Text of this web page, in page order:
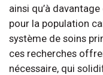
ainsi qu’à
pour la population
système de soins
ces recherches
nécessaire, qui